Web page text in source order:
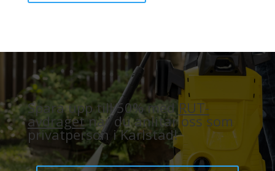
Spara upp till 50% med RUT-
avdragetnär du anlitar oss som
privatperson i Karlstad!